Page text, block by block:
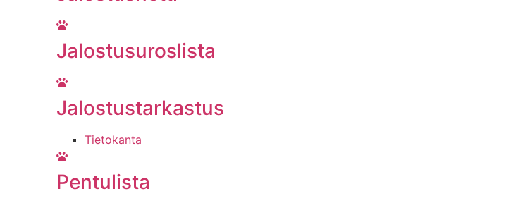
Jalostusuroslista
Jalostustarkastus
Tietokanta
Pentulista